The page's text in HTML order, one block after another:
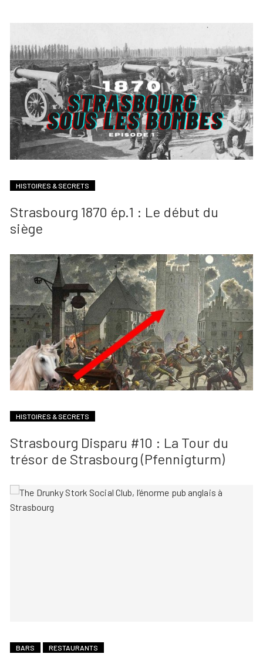
HISTOIRES & SECRETS
Strasbourg 1870 ép.1 : Le début du
siège
HISTOIRES & SECRETS
Strasbourg Disparu #10 : La Tour du
trésor de Strasbourg (Pfennigturm)
BARS RESTAURANTS